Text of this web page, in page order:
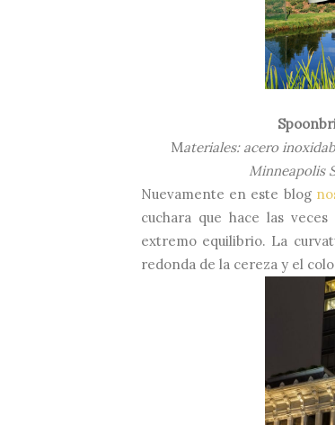
Materiales: acero
Minneapolis
Nuevamente en este blog
cuchara que hace las
extremo equilibrio. La
redonda de la cereza y el